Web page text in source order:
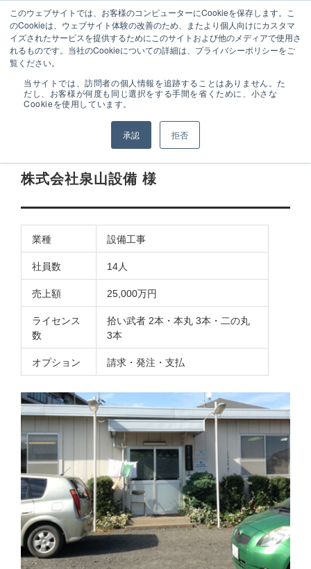
このウェブサイトでは、お客様のコンピューターにCookieを保存します。こ
のCookieは、ウェブサイト体験の改善のため、またより個人向けにカスタマ
イズされたサービスを提供するためにこのサイトおよび他のメディアで使用さ
れるものです。当社のCookieについての詳細は、プライバシーポリシーをご
覧ください。
当サイトでは、訪問者の個人情報を追跡することはありません。た
だし、お客様が何度も同じ選択をする手間を省くために、小さな
Cookieを使用しています。
承認 拒否
設備工事のトータル業務シス
テム販売
受付時間 9:00～
17:00 (土･日･祝日
を除く)
ー様
専用
ログ
イン
導入事例
設備工事 二の丸EX全て表示
株式会社泉山設備 様
業種 設備工事
社員数 14人
売上額 25,000万円
ライセンス
数
拾い武者 2本・本丸 3本・二の丸
3本
オプション 請求・発注・支払